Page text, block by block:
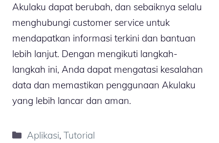
Akulaku dapat berubah, dan sebaiknya selalu
menghubungi customer service untuk
mendapatkan informasi terkini dan bantuan
lebih lanjut. Dengan mengikuti langkah-
langkah ini, Anda dapat mengatasi kesalahan
data dan memastikan penggunaan Akulaku
yang lebih lancar dan aman.
Kategori
Aplikasi,Tutorial